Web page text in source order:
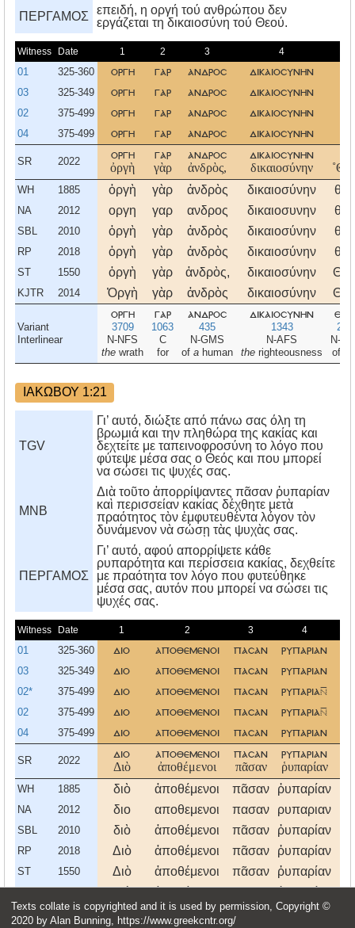
ΠΕΡΓΑΜΟΣ
επειδή, η οργή τού ανθρώπου δεν
εργάζεται τη δικαιοσύνη τού Θεού.
Witness Date 1 2 3 4
01 325-360 οργη γαρ ανδροσ δικαιοσυνην
03 325-349 οργη γαρ ανδροσ δικαιοσυνην
02 375-499 οργη γαρ ανδροσ δικαιοσυνην
04 375-499 οργη γαρ ανδροσ δικαιοσυνην
SR 2022
οργη
ὀργὴ
γαρ
γὰρ
ανδροσ
ἀνδρὸς,
δικαιοσυνην
δικαιοσύνην
WH 1885 ὀργὴ γὰρ ἀνδρὸς δικαιοσύνην
NA 2012 οργη γαρ ανδρος δικαιοσυνην
SBL 2010 ὀργὴ γὰρ ἀνδρὸς δικαιοσύνην
RP 2018 ὀργὴ γὰρ ἀνδρὸς δικαιοσύνην
ST 1550 ὀργὴ γὰρ ἀνδρὸς, δικαιοσύνην
KJTR 2014 Ὀργὴ γὰρ ἀνδρὸς δικαιοσύνην
Variant
Interlinear
οργη
3709
N-NFS
the wrath
γαρ
1063
C
for
ανδροσ
435
N-GMS
of a human
δικαιοσυνην
1343
N-AFS
the righteousness
N-
of
ΙΑΚΩΒΟΥ 1:21
TGV
Γι’ αυτό, διώξτε από πάνω σας όλη τη
βρωμιά και την πληθώρα της κακίας και
δεχτείτε με ταπεινοφροσύνη το λόγο που
φύτεψε μέσα σας ο Θεός και που μπορεί
να σώσει τις ψυχές σας.
MNB
Διὰ τοῦτο ἀπορρίψαντες πᾶσαν ῥυπαρίαν
καὶ περισσείαν κακίας δέχθητε μετὰ
πραότητος τὸν ἐμφυτευθέντα λόγον τὸν
δυνάμενον νὰ σώσῃ τὰς ψυχὰς σας.
ΠΕΡΓΑΜΟΣ
Γι’ αυτό, αφού απορρίψετε κάθε
ρυπαρότητα και περίσσεια κακίας, δεχθείτε
με πραότητα τον λόγο που φυτεύθηκε
μέσα σας, αυτόν που μπορεί να σώσει τις
ψυχές σας.
Witness Date 1 2 3 4
01 325-360 διο αποθεμενοι πασαν ρυπαριαν
03 325-349 διο αποθεμενοι πασαν ρυπαριαν
02* 375-499 διο αποθεμενοι πασαν ρυπαρια
02 375-499 διο αποθεμενοι πασαν ρυπαρια
04 375-499 διο αποθεμενοι πασαν ρυπαριαν
SR 2022
διο
Διὸ
αποθεμενοι
ἀποθέμενοι
πασαν
πᾶσαν
ρυπαριαν
ῥυπαρίαν
WH 1885 διὸ ἀποθέμενοι πᾶσαν ῥυπαρίαν
NA 2012 διο αποθεμενοι πασαν ρυπαριαν
SBL 2010 διὸ ἀποθέμενοι πᾶσαν ῥυπαρίαν
RP 2018 Διὸ ἀποθέμενοι πᾶσαν ῥυπαρίαν
ST 1550 Διὸ ἀποθέμενοι πᾶσαν ῥυπαρίαν
Διὸ ἀποθέμενοι πᾶσαν ῥυπαρίαν
διο αποθεμενοι πασαν ρυπαριαν
Texts collate is copyrighted and it is used by permission, Copyright ©
2020 by Alan Bunning, https://www.greekcntr.org/